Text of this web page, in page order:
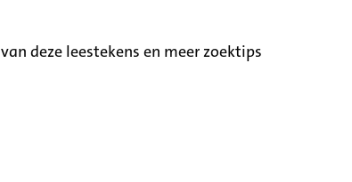
deze leestekens en meer zoektips